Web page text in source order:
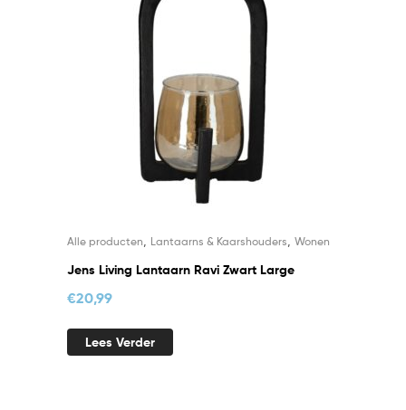
Alle producten Lantaarns & Kaarshouders Wonen
Jens Living Lantaarn Ravi Zwart Large
€20,99
Lees Verder